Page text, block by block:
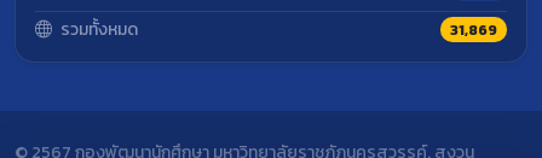
รวมทั้งหมด 31,869
© 2567 กองพัฒนานักศึกษา มหาวิทยาลัยราชภัฏนครสวรรค์. สงวน